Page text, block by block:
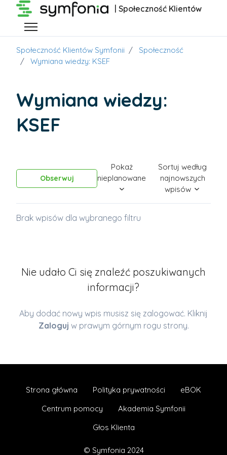
Przejdź do głównej zawartości | Społeczność Klientów
Przełącz menu nawigacyjne
Społeczność Klientów Symfonii
Społeczność
Wymiana wiedzy: KSEF
Wymiana wiedzy:
KSEF
Obserwuj Obserwowany przez 73 osób
Pokaż
nieplanowane
Sortuj według
najnowszych
wpisów
Brak wpisów dla wybranego filtru
Nie udało Ci się znaleźć poszukiwanych
informacji?
Aby dodać nowy wpis musisz się zalogować. Kliknij
Zaloguj w prawym górnym rogu strony.
Strona główna Polityka prywatności
eBOK
Centrum pomocy
Akademia Symfonii
Głos Klienta
© Symfonia 2024